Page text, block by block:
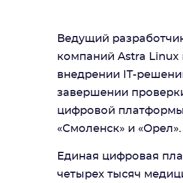
Ведущий
компаний Astra
внедрении IT-
завершении
цифровой
«Смоленск» и «Орел».
Единая цифровая
четырех тысяч